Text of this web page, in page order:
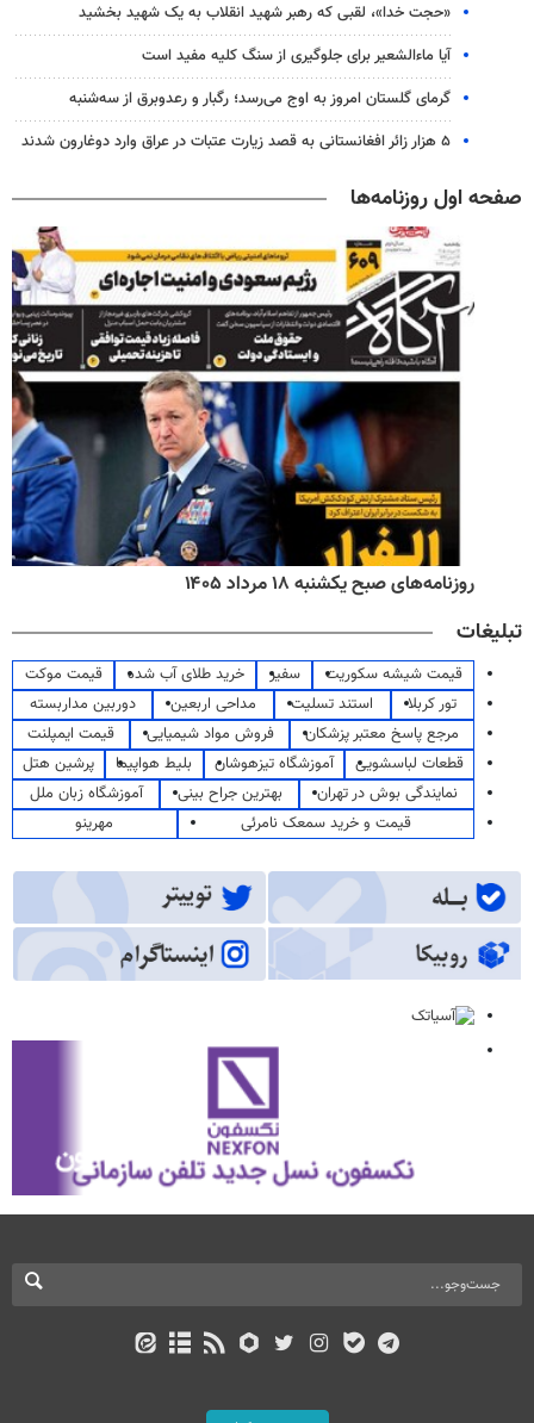
«حجت خدا»، لقبی که رهبر شهید انقلاب به یک شهید بخشید
آیا ماءالشعیر برای جلوگیری از سنگ کلیه مفید است
گرمای گلستان امروز به اوج می‌رسد؛ رگبار و رعدوبرق از سه‌شنبه
۵ هزار زائر افغانستانی به قصد زیارت عتبات در عراق وارد دوغارون شدند
صفحه اول روزنامه‌ها
روزنامه‌های صبح یکشنبه ۱۸ مرداد ۱۴۰۵
تبلیغات
قیمت شیشه سکوریت سفیر خرید طلای آب شده
قیمت موکت
تور کربلا
استند تسلیت مداحی اربعین
دوربین مداربسته
مرجع پاسخ معتبر پزشکان
فروش مواد شیمیایی
قیمت ایمپلنت
قطعات لباسشویی
آموزشگاه تیزهوشان بلیط هواپیما
پرشین هتل
نمایندگی بوش در تهران
بهترین جراح بینی
آموزشگاه زبان ملل
قیمت و خرید سمعک نامرئی
مهرینو